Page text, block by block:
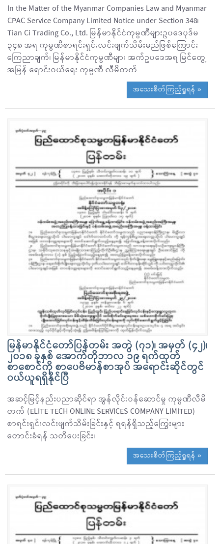
In the Matter of the Myanmar Companies Law and Myanmar
CPAC Service Company Limited Notice under Section 348၊
Tian Ci Trading Co., Ltd. မြန်မာနိုင်ငံကုမ္ပဏီများဥပဒေပုဒ်မ
၃၄၈ အရ ကုမ္ပဏီစာရင်းရှင်းလင်းဖျက်သိမ်းမည်ဖြစ်ကြောင်း
ကြေညာချက်၊ မြန်မာနိုင်ငံကုမ္ပဏီများ အက်ဥပဒေအရ မြင်တွေ့
အမြန် ရောင်းဝယ်ရေး ကုမ္ပဏီ လီမိတက်
အသေးစိတ်ကြည့်ရှုရန် »
မြန်မာနိုင်ငံတော်ပြန်တမ်း အတွဲ (၇၁)၊ အမှတ် (၄၂)၊
၂၀၁၈ ခုနှစ် အောက်တိုဘာလ ၁၉ ရက်ထုတ်
စာစောင်ကို စာပေဗိမာန်စာအုပ် အရောင်းဆိုင်တွင်
ဝယ်ယူရရှိနိုင်ပြီ
အဆင့်မြင့်နည်းပညာဆိုင်ရာ အွန်လိုင်းဝန်ဆောင်မှု ကုမ္ပဏီလီမိ
တက် (ELITE TECH ONLINE SERVICES COMPANY LIMITED)
စာရင်းရှင်းလင်းဖျက်သိမ်းခြင်းနှင့် ရရန်ရှိသည့်ကြွေးများ
တောင်းခံရန် သတိပေးခြင်း၊
အသေးစိတ်ကြည့်ရှုရန် »